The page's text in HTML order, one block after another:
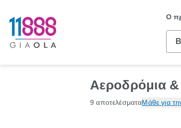
Ο
Αεροδρόμια
9 αποτελέσματαΜάθε για